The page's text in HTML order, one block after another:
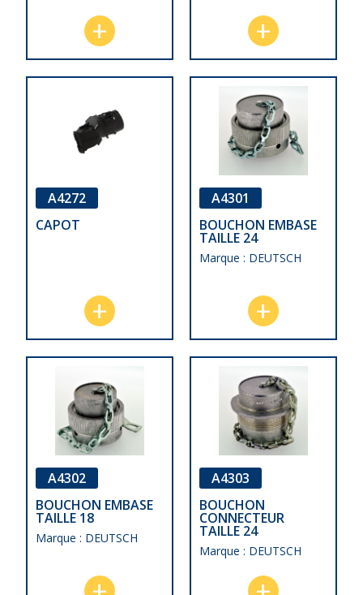
A4272
CAPOT
A4301
BOUCHON EMBASE
TAILLE 24
Marque : DEUTSCH
A4302
BOUCHON EMBASE
TAILLE 18
Marque : DEUTSCH
A4303
BOUCHON
CONNECTEUR
TAILLE 24
Marque : DEUTSCH